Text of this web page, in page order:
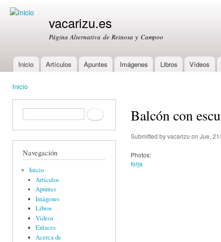
vacarizu.es
Página Alternativa de Reinosa y Campoo
Main menu
Inicio Artículos Apuntes Imágenes Libros Vídeos
Inicio
Formulario de búsquedaBuscar
Navegación
Inicio
Artículos
Apuntes
Imágenes
Libros
Vídeos
Enlaces
Acerca de
Balcón con
Submitted byvacarizu on Jue,
Photos:
forja